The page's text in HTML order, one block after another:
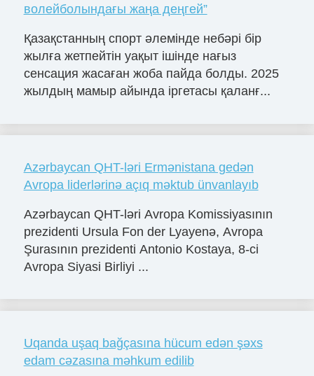
волейболындағы жаңа деңгей”
Қазақстанның спорт әлемінде небәрі бір
жылға жетпейтін уақыт ішінде нағыз
сенсация жасаған жоба пайда болды. 2025
жылдың мамыр айында іргетасы қаланғ...
Azərbaycan QHT-ləri Ermənistana gedən
Avropa liderlərinə açıq məktub ünvanlayıb
Azərbaycan QHT-ləri Avropa Komissiyasının
prezidenti Ursula Fon der Lyayenə, Avropa
Şurasının prezidenti Antonio Kostaya, 8-ci
Avropa Siyasi Birliyi ...
Uqanda uşaq bağçasına hücum edən şəxs
edam cəzasına məhkum edilib